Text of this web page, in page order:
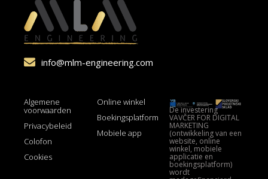
info@mlm-engineering.com
Algemene
voorwaarden
Privacybeleid
Colofon
Cookies
Online winkel
Boekingsplatform
Mobiele app
De investering
VAVČER FOR DIGITAL
MARKETING
(ontwikkeling van een
website, online
winkel, mobiele
applicatie en
boekingsplatform)
wordt